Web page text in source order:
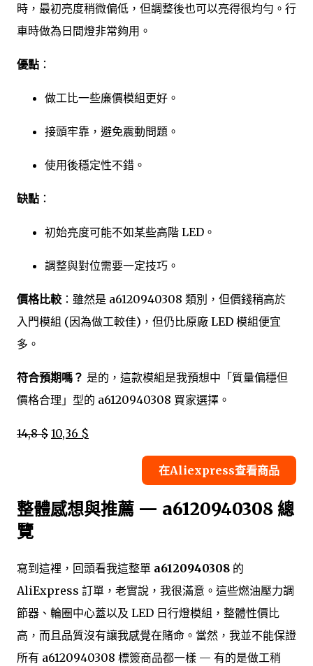
時，最初亮度稍微偏低，但調整後也可以亮得很均勻。行
車時做為日間燈非常夠用。
優點 ：
做工比一些廉價模組更好。
接頭牢靠，避免震動問題。
使用後穩定性不錯。
缺點 ：
初始亮度可能不如某些高階 LED。
調整與對位需要一定技巧。
價格比較 ：雖然是 a6120940308 類別，但價錢稍高於
入門模組 (因為做工較佳)，但仍比原廠 LED 模組便宜
多。
符合預期嗎？ 是的，這款模組是我預想中「質量偏穩但
價格合理」型的 a6120940308 買家選擇。
14,8 $ 10,36 $
在Aliexpress查看商品
整體感想與推薦 — a6120940308 總
覽
寫到這裡，回頭看我這整單 a6120940308 的
AliExpress 訂單，老實說，我很滿意。這些燃油壓力調
節器、輪圈中心蓋以及 LED 日行燈模組，整體性價比
高，而且品質沒有讓我感覺在賭命。當然，我並不能保證
所有 a6120940308 標簽商品都一樣 — 有的是做工稍